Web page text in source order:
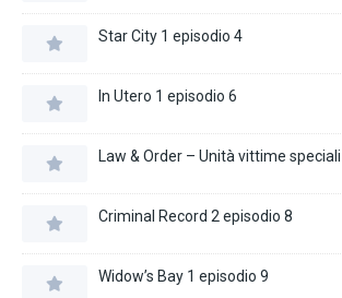
Star City 1 episodio 4
In Utero 1 episodio 6
Law & Order – Unità vittime
Criminal Record 2 episodio 8
Widow’s Bay 1 episodio 9